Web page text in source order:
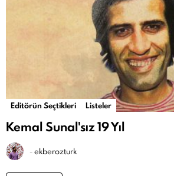
Editörün Seçtikleri Listeler
Kemal Sunal'sız 19 Yıl
-ekberozturk